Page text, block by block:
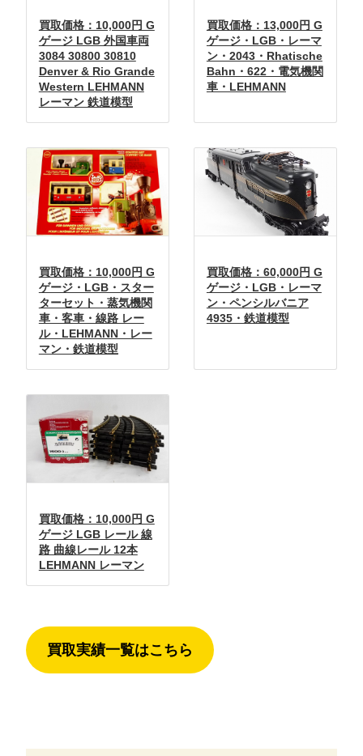
買取価格：10,000円 G
ゲージ LGB 外国車両
3084 30800 30810
Denver & Rio Grande
Western LEHMANN
レーマン 鉄道模型
買取価格：13,000円 G
ゲージ・LGB・レーマ
ン・2043・Rhatische
Bahn・622・電気機関
車・LEHMANN
買取価格：10,000円 G
ゲージ・LGB・スター
ターセット・蒸気機関
車・客車・線路 レー
ル・LEHMANN・レー
マン・鉄道模型
買取価格：60,000円 G
ゲージ・LGB・レーマ
ン・ペンシルバニア
4935・鉄道模型
買取価格：10,000円 G
ゲージ LGB レール 線
路 曲線レール 12本
LEHMANN レーマン
買取実績一覧はこちら